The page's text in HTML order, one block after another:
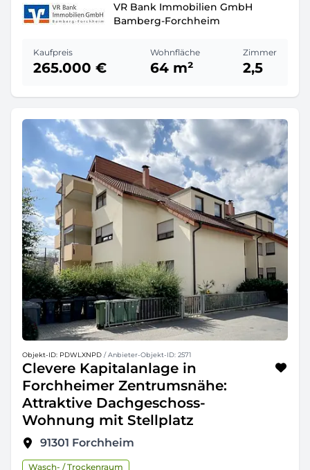
VR Bank Immobilien GmbH
Bamberg-Forchheim
Kaufpreis
265.000 €
Wohnfläche
64 m²
Zimmer
2,5
Objekt-ID: PDWLXNPD / Anbieter-Objekt-ID: 2571
Clevere Kapitalanlage in
Forchheimer Zentrumsnähe:
Attraktive Dachgeschoss-
Wohnung mit Stellplatz
91301 Forchheim
Wasch- / Trockenraum